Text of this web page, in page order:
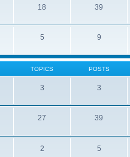
18 39
5 9
TOPICS POSTS
3 3
27 39
2 5